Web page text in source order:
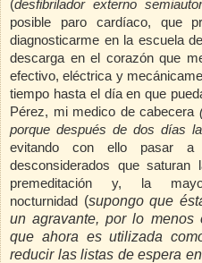
(desfibrilador externo
posible paro cardíaco, que
diagnosticarme en la escuela
descarga en el corazón que
efectivo, eléctrica y
tiempo hasta el día en que
Pérez, mi medico de cabecera
porque después de dos días
evitando con ello pasar
desconsiderados que saturan
premeditación y, la
nocturnidad (supongo que
un agravante, por lo menos
que ahora es utilizada
reducir las listas de espera